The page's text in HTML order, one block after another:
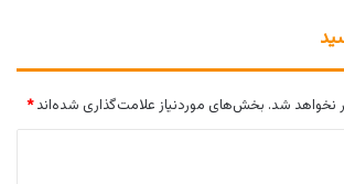
نخواهد شد. بخش‌های موردنیاز علامت‌گذاری شده‌اند*